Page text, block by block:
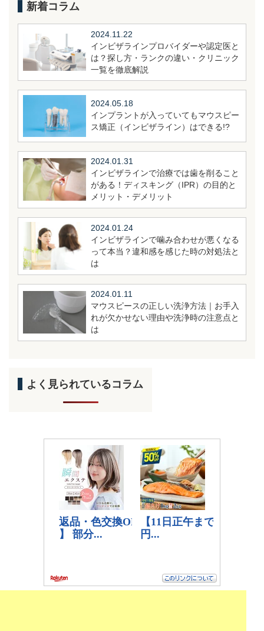
新着コラム
2024.11.22
インビザラインプロバイダーや認定医と
は？探し方・ランクの違い・クリニック
一覧を徹底解説
2024.05.18
インプラントが入っていてもマウスピー
ス矯正（インビザライン）はできる!?
2024.01.31
インビザラインで治療では歯を削ること
がある！ディスキング（IPR）の目的と
メリット・デメリット
2024.01.24
インビザラインで噛み合わせが悪くなる
って本当？違和感を感じた時の対処法と
は
2024.01.11
マウスピースの正しい洗浄方法｜お手入
れが欠かせない理由や洗浄時の注意点と
は
よく見られているコラム